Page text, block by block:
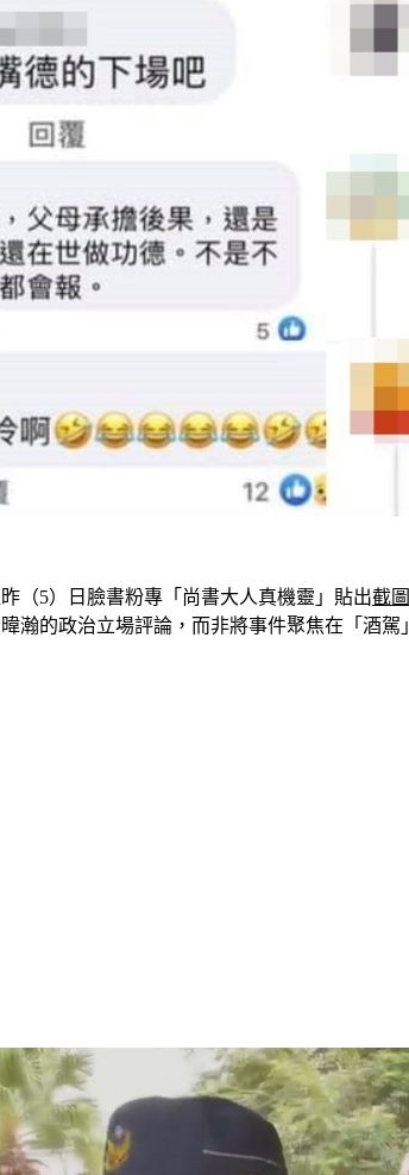
（5）日臉書粉專「尚書大人真機靈」貼出截圖
瀚的政治立場評論，而非將事件聚焦在「酒駕